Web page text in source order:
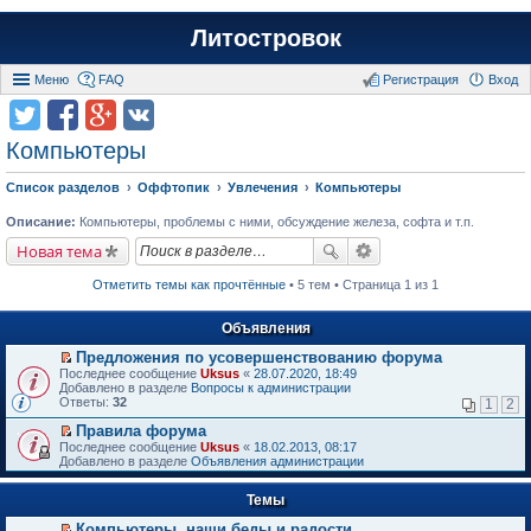
Литостровок
Меню FAQ Вход
Регистрация
Компьютеры
Список разделов Оффтопик Увлечения Компьютеры
Описание: Компьютеры, проблемы с ними, обсуждение железа, софта и т.п.
Новая тема
Отметить темы как прочтённые • 5 тем • Страница 1 из 1
Объявления
П
е
р
й
т
и
к
п
в
Предложения по усовершенствованию форума
Последнее сообщение Uksus « 28.07.2020, 18:49
Добавлено в разделе Вопросы к администрации
Ответы: 32 1 2
П
е
р
е
т
и
Правила форума
Последнее сообщение Uksus « 18.02.2013, 08:17
Добавлено в разделе Объявления администрации
Темы